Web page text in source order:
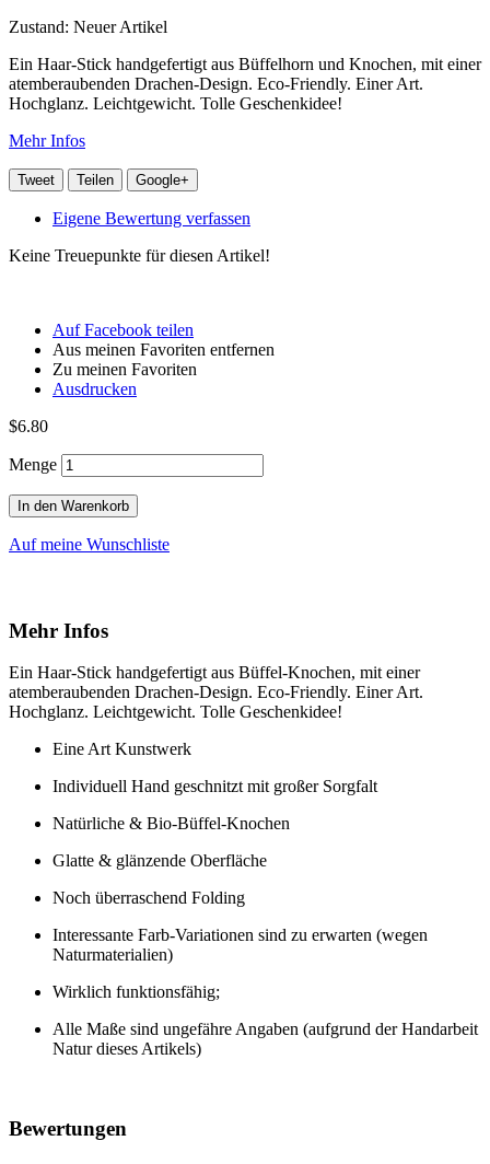
Zustand: Neuer Artikel
Ein Haar-Stick handgefertigt aus Büffelhorn und Knochen, mit einer
atemberaubenden Drachen-Design. Eco-Friendly. Einer Art.
Hochglanz. Leichtgewicht. Tolle Geschenkidee!
Mehr Infos
Tweet Teilen Google+
Eigene Bewertung verfassen
Keine Treuepunkte für diesen Artikel!
Auf Facebook teilen
Aus meinen Favoriten entfernen
Zu meinen Favoriten
Ausdrucken
$6.80
Menge
In den Warenkorb
Auf meine Wunschliste
Mehr Infos
Ein Haar-Stick handgefertigt aus Büffel-Knochen, mit einer
atemberaubenden Drachen-Design. Eco-Friendly. Einer Art.
Hochglanz. Leichtgewicht. Tolle Geschenkidee!
Eine Art Kunstwerk
Individuell Hand geschnitzt mit großer Sorgfalt
Natürliche & Bio-Büffel-Knochen
Glatte & glänzende Oberfläche
Noch überraschend Folding
Interessante Farb-Variationen sind zu erwarten (wegen
Naturmaterialien)
Wirklich funktionsfähig;
Alle Maße sind ungefähre Angaben (aufgrund der Handarbeit
Natur dieses Artikels)
Bewertungen